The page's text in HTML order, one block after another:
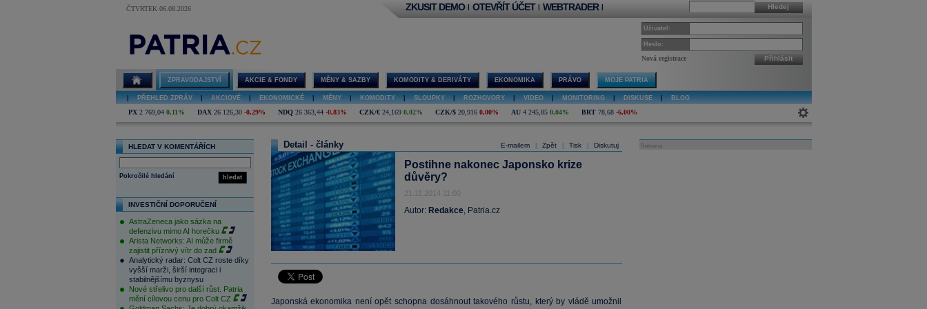
ČTVRTEK 06.08.2026 Hledej
ZKUSIT DEMO | OTEVŘÍT ÚČET | WEBTRADER |
Uživatel:
Heslo:
Nová registrace Přihlásit
ZPRAVODAJSTVÍ AKCIE & FONDY MĚNY & SAZBY KOMODITY & DERIVÁTY EKONOMIKA PRÁVO MOJE PATRIA
PŘEHLED ZPRÁV AKCIOVÉ EKONOMICKÉ MĚNY KOMODITY SLOUPKY ROZHOVORY VIDEO MONITORING DISKUSE BLOG
PX 2 769,04 0,11% DAX 26 126,30 -0,29% NDQ 26 363,44 -0,83% CZK/€ 24,169 0,02% CZK/$ 20,916 0,00% AU 4 245,85 0,04% BRT 78,68 -6,00%
HLEDAT V KOMENTÁŘÍCH
hledat
Pokročilé hledání
INVESTIČNÍ DOPORUČENÍ
AstraZeneca jako sázka na
defenzivu mimo AI horečku
Arista Networks: AI může firmě
zajistit příznivý vítr do zad
Analytický radar: Colt CZ roste díky
vyšší marži, širší integraci i
stabilnějšímu byznysu
Nové střelivo pro další růst. Patria
mění cílovou cenu pro Colt CZ
E-mailem Zpět Tisk Diskutuj
Detail - články
Postihne nakonec Japonsko krize
důvěry?
21.11.2014 11:00
Autor: Redakce, Patria.cz
Japonská ekonomika není opět schopna dosáhnout takového růstu, který by vládě umožnil
Reklama